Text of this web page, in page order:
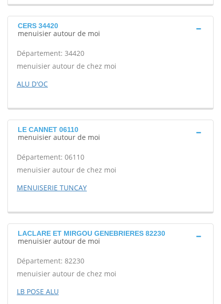
CERS 34420
menuisier autour de moi
Département: 34420
menuisier autour de chez moi
ALU D'OC
LE CANNET 06110
menuisier autour de moi
Département: 06110
menuisier autour de chez moi
MENUISERIE TUNCAY
LACLARE ET MIRGOU GENEBRIERES 82230
menuisier autour de moi
Département: 82230
menuisier autour de chez moi
LB POSE ALU